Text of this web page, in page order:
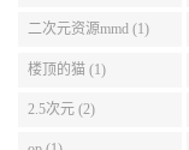
二次元资源mmd (1)
楼顶的猫 (1)
2.5次元 (2)